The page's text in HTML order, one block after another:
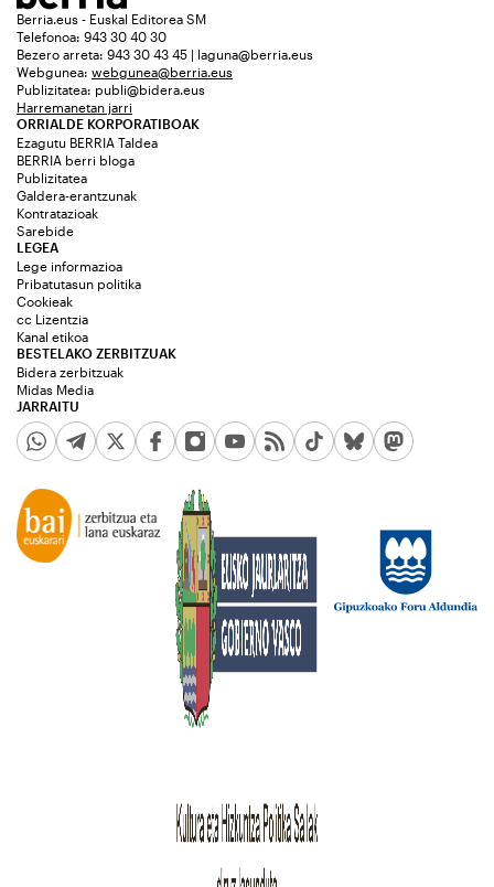
Berria.eus - Euskal Editorea SM
Telefonoa: 943 30 40 30
Bezero arreta: 943 30 43 45 | laguna@berria.eus
Webgunea: webgunea@berria.eus
Publizitatea: publi@bidera.eus
Harremanetan jarri
ORRIALDE KORPORATIBOAK
Ezagutu BERRIA Taldea
BERRIA berri bloga
Publizitatea
Galdera-erantzunak
Kontratazioak
Sarebide
JARRAITU
LEGEA
Lege informazioa
Pribatutasun politika
Cookieak
cc Lizentzia
Kanal etikoa
BESTELAKO ZERBITZUAK
Bidera zerbitzuak
Midas Media